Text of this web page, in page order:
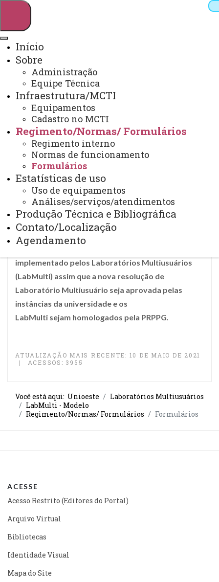
Webmail Sistemas
Arquivo Virtual
Início
Sobre
Administração
Equipe Técnica
Infraestrutura/MCTI
Equipamentos
Cadastro no MCTI
Regimento/Normas/ Formulários
Regimento interno
Normas de funcionamento
Formulários
Estatísticas de uso
Uso de equipamentos
Análises/serviços/atendimentos
Produção Técnica e Bibliográfica
Contato/Localização
Agendamento
Formulários
Página em construção... Trata-se de um modelo
padrão de página de internet para ser
implementado pelos Laboratórios Multiusuários
(LabMulti) assim que a nova resolução de
Laboratório Multiusuário seja aprovada pelas
instâncias da universidade e os
LabMulti sejam homologados pela PRPPG.
ATUALIZAÇÃO MAIS RECENTE: 10 DE MAIO DE 2021
ACESSOS: 3955
Você está aqui: Unioeste
Laboratórios Multiusuários
LabMulti - Modelo
Regimento/Normas/ Formulários
Formulários
ACESSE
Acesso Restrito (Editores do Portal)
Arquivo Virtual
Bibliotecas
Identidade Visual
Mapa do Site